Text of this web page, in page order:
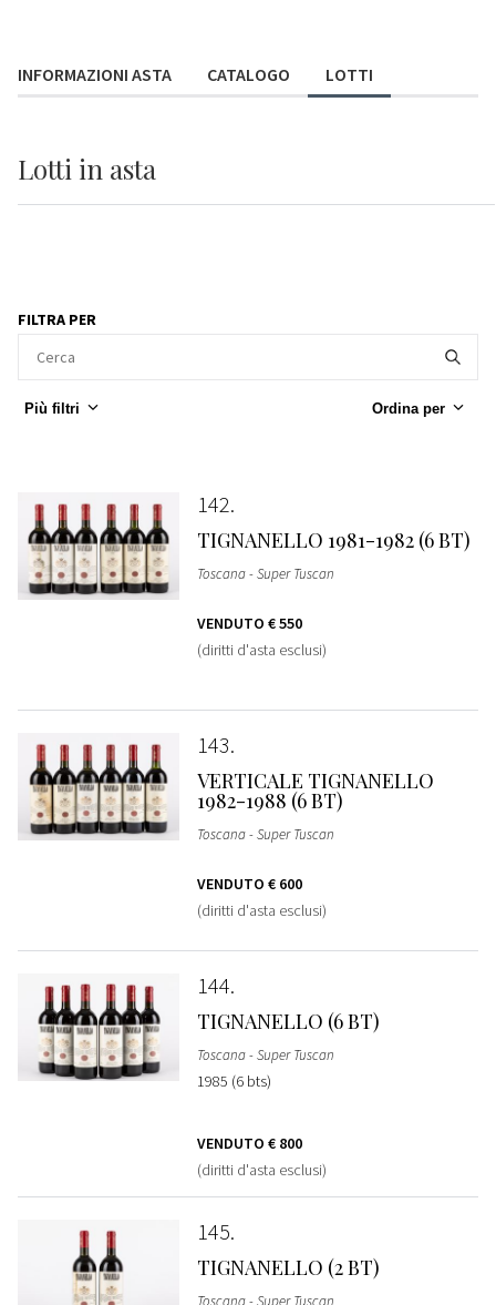
INFORMAZIONI ASTA CATALOGO LOTTI
Lotti in asta
FILTRA PER
Più filtri Ordina per
142
TIGNANELLO 1981-1982 (6 BT)
Toscana - Super Tuscan
VENDUTO € 550
(diritti d'asta esclusi)
143
VERTICALE TIGNANELLO
1982-1988 (6 BT)
Toscana - Super Tuscan
VENDUTO € 600
(diritti d'asta esclusi)
144
TIGNANELLO (6 BT)
Toscana - Super Tuscan
1985 (6 bts)
VENDUTO € 800
(diritti d'asta esclusi)
145
TIGNANELLO (2 BT)
Toscana - Super Tuscan